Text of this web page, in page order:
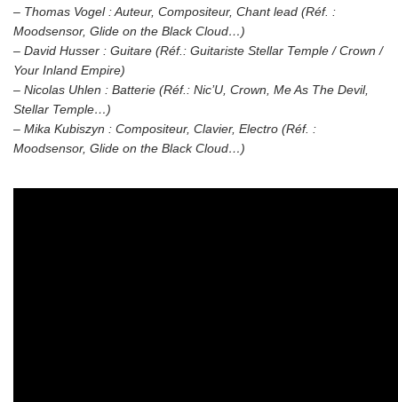
– Thomas Vogel : Auteur, Compositeur, Chant lead (Réf. :
Moodsensor, Glide on the Black Cloud…)
– David Husser : Guitare (Réf.: Guitariste Stellar Temple / Crown /
Your Inland Empire)
– Nicolas Uhlen : Batterie (Réf.: Nic’U, Crown, Me As The Devil,
Stellar Temple…)
– Mika Kubiszyn : Compositeur, Clavier, Electro (Réf. :
Moodsensor, Glide on the Black Cloud…)